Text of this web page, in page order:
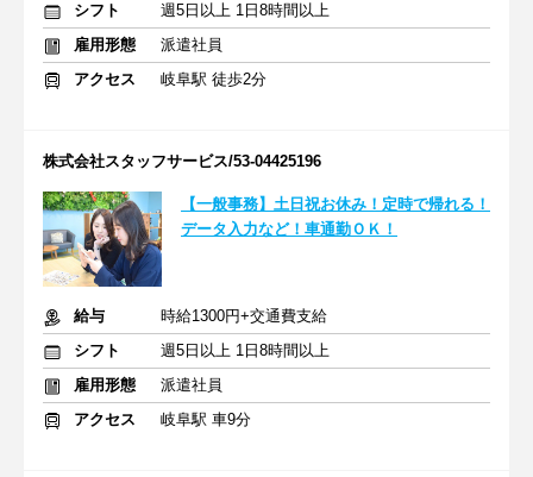
シフト
週5日以上 1日8時間以上
雇用形態
派遣社員
アクセス
岐阜駅 徒歩2分
株式会社スタッフサービス/53-04425196
【一般事務】土日祝お休み！定時で帰れる！
データ入力など！車通勤ＯＫ！
給与
時給1300円+交通費支給
シフト
週5日以上 1日8時間以上
雇用形態
派遣社員
アクセス
岐阜駅 車9分